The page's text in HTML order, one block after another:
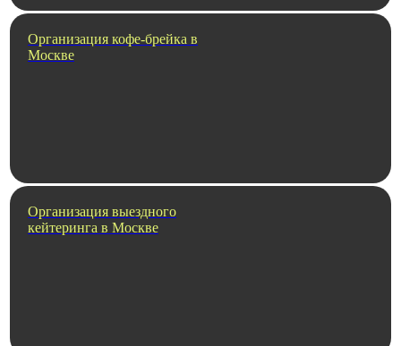
Организация кофе-брейка в
Москве
Организация выездного
кейтеринга в Москве